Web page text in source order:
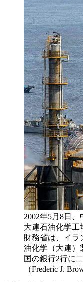
2002年5月8日
大連石油化学工
財務省は、イラ
油化学（大連）
国の銀行2行に
（Frederic J.